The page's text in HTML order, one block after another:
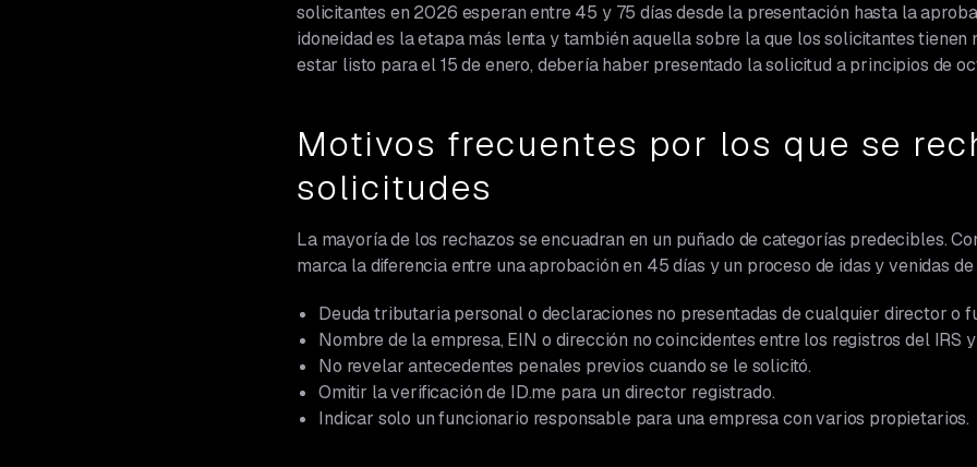
solicitantes en 2026 esperan entre 45 y 75 días desde la presentación hasta la
idoneidad es la etapa más lenta y también aquella sobre la que los solicitantes tienen
estar listo para el 15 de enero, debería haber presentado la solicitud a principios de
Motivos frecuentes por los que se
solicitudes
La mayoría de los rechazos se encuadran en un puñado de categorías predecibles.
marca la diferencia entre una aprobación en 45 días y un proceso de idas y venidas de
Deuda tributaria personal o declaraciones no presentadas de cualquier director o
Nombre de la empresa, EIN o dirección no coincidentes entre los registros del IRS
No revelar antecedentes penales previos cuando se le solicitó.
Omitir la verificación de ID.me para un director registrado.
Indicar solo un funcionario responsable para una empresa con varios propietarios.